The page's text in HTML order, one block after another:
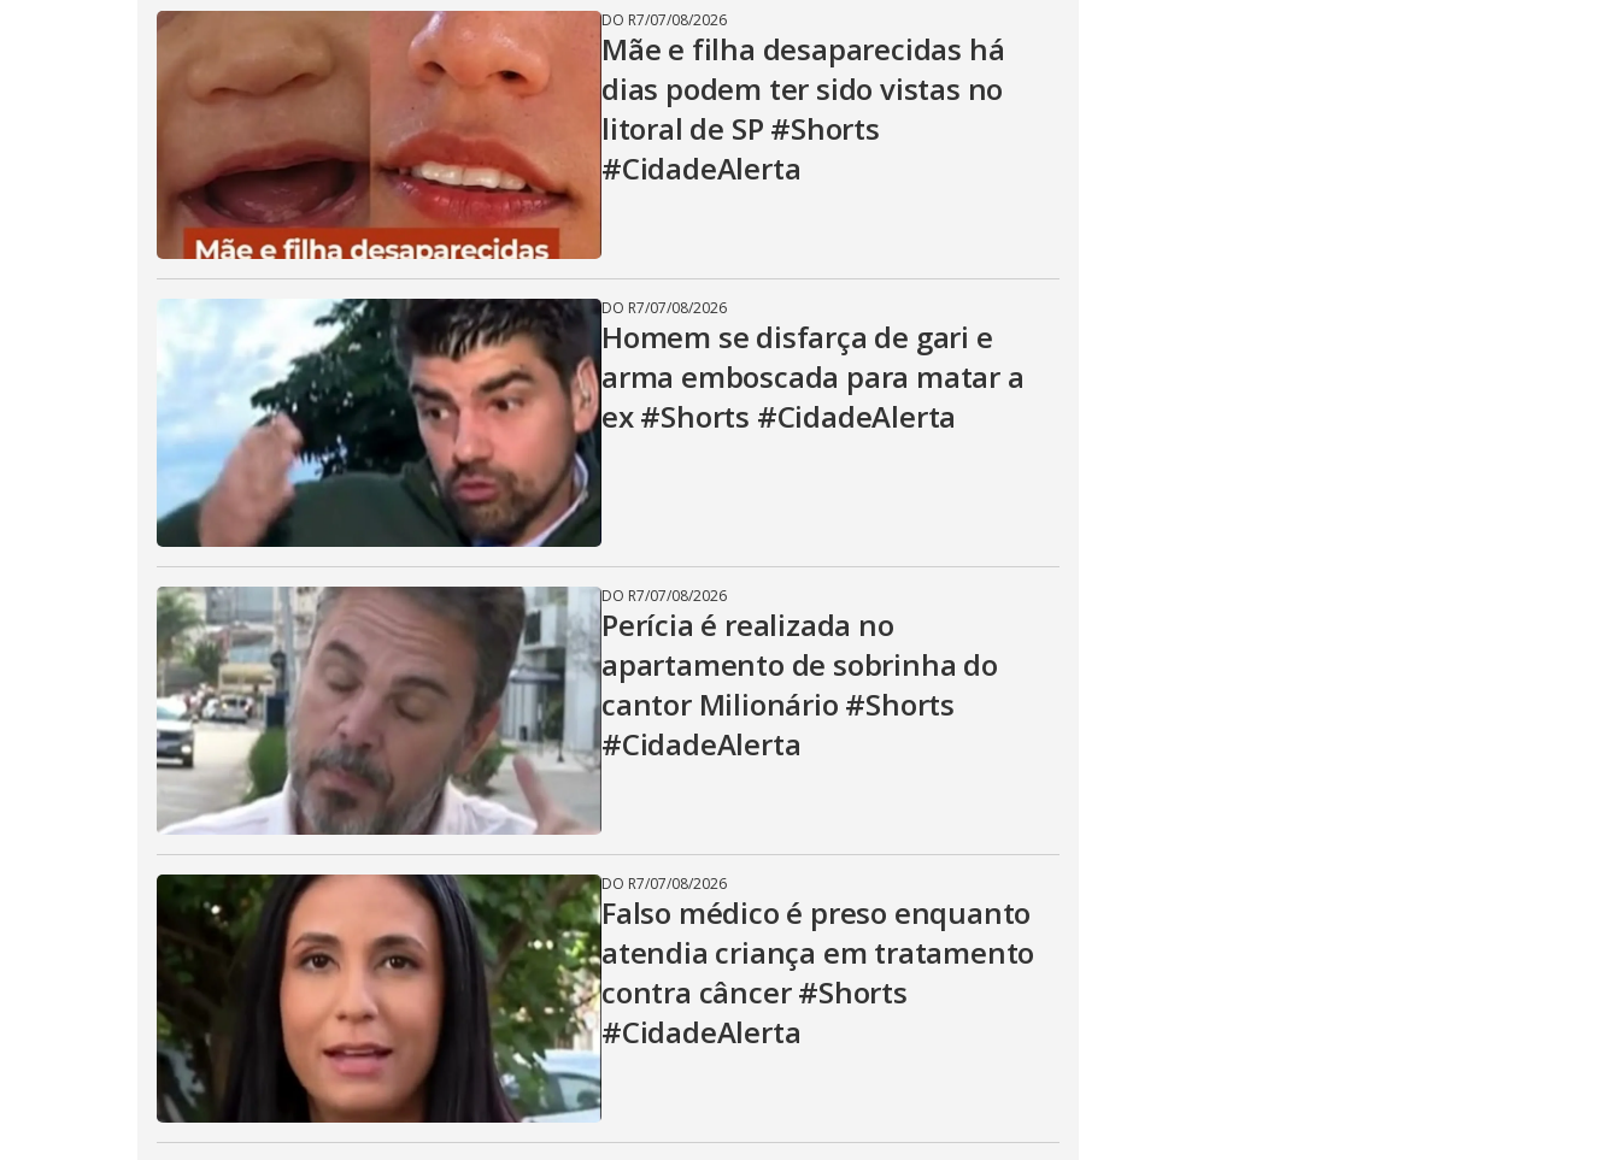
DO R7/07/08/2026
Mãe e filha desaparecidas há
dias podem ter sido vistas no
litoral de SP #Shorts
#CidadeAlerta
DO R7/07/08/2026
Homem se disfarça de gari e
arma emboscada para matar a
ex #Shorts #CidadeAlerta
DO R7/07/08/2026
Perícia é realizada no
apartamento de sobrinha do
cantor Milionário #Shorts
#CidadeAlerta
DO R7/07/08/2026
Falso médico é preso enquanto
atendia criança em tratamento
contra câncer #Shorts
#CidadeAlerta